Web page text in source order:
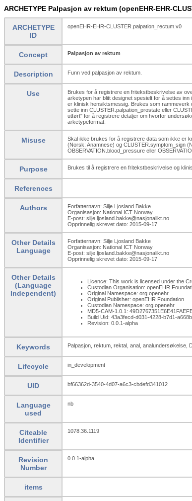
ARCHETYPE Palpasjon av rektum (openEHR-EHR-
ARCHETYPE
ID
openEHR-EHR-CLUSTER.palpation_rectum.v0
Concept Palpasjon av rektum
Description Funn ved palpasjon av rektum.
Use
Brukes for å registrere en fritekstbeskrivelse av
arketypen har blitt designet spesielt for å settes
er klinisk hensiktsmessig. Brukes som
sette inn CLUSTER.palpation_prostate eller
utført" for å registrere detaljer om hvorfor
arketypeformat.
Misuse
Skal ikke brukes for å registrere data som ikke er
(Norsk: Anamnese) og CLUSTER.symptom_sign
OBSERVATION.blood_pressure eller
Purpose Brukes til å registrere en fritekstbeskrivelse og
References
Authors
Forfatternavn: Silje Ljosland Bakke
Organisasjon: National ICT Norway
E-post: silje.ljosland.bakke@nasjonalikt.no
Opprinnelig skrevet dato: 2015-09-17
Other Details
Language
Forfatternavn: Silje Ljosland Bakke
Organisasjon: National ICT Norway
E-post: silje.ljosland.bakke@nasjonalikt.no
Opprinnelig skrevet dato: 2015-09-17
Other Details
(Language
Independent)
Licence: This work is licensed under the
Custodian Organisation: openEHR
Original Namespace: org.openehr
Original Publisher: openEHR Foundation
Custodian Namespace: org.openehr
MD5-CAM-1.0.1:
Build Uid: 43a3fecd-d031-4228-b7d1-
Revision: 0.0.1-alpha
Keywords Palpasjon, rektum, rektal, anal, analundersøkelse,
Lifecycle in_development
UID bf66362d-3540-4d07-a6c3-cbdefd341012
Language
used
nb
Citeable
Identifier
1078.36.1119
Revision
Number
0.0.1-alpha
items